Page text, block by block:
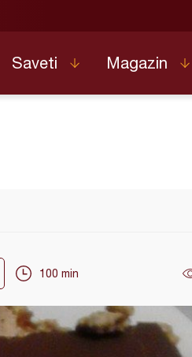
Saveti Magazin
100 min